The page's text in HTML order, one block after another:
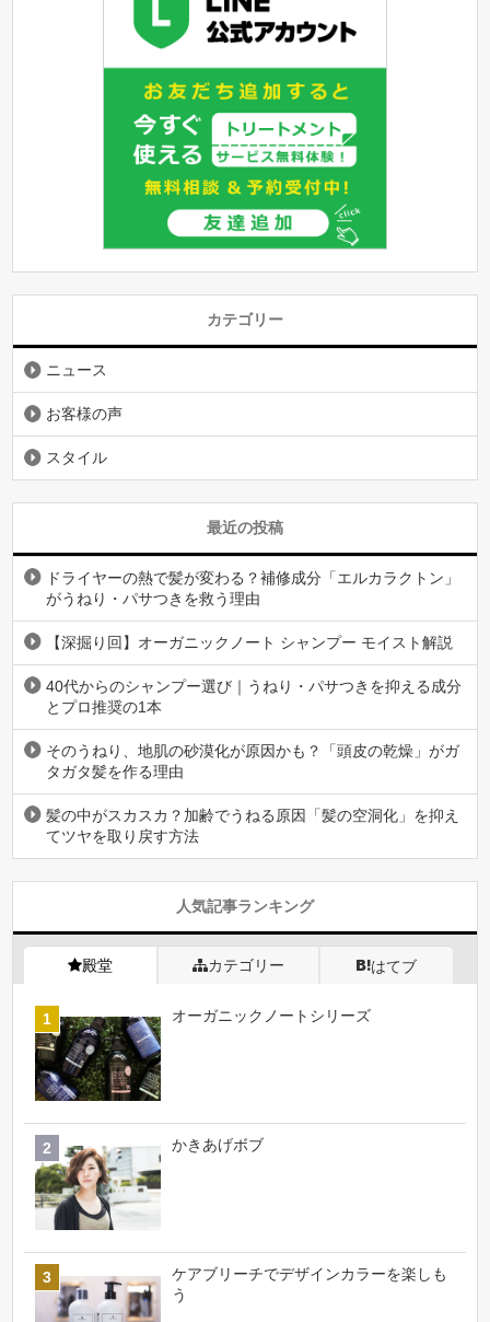
カテゴリー
ニュース
お客様の声
スタイル
最近の投稿
ドライヤーの熱で髪が変わる？補修成分「エルカラクトン」
がうねり・パサつきを救う理由
【深掘り回】オーガニックノート シャンプー モイスト解説
40代からのシャンプー選び｜うねり・パサつきを抑える成分
とプロ推奨の1本
そのうねり、地肌の砂漠化が原因かも？「頭皮の乾燥」がガ
タガタ髪を作る理由
髪の中がスカスカ？加齢でうねる原因「髪の空洞化」を抑え
てツヤを取り戻す方法
人気記事ランキング
殿堂 カテゴリー はてブ
オーガニックノートシリーズ
かきあげボブ
ケアブリーチでデザインカラーを楽しも
う